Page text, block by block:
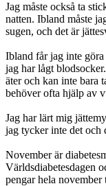
Jag måste också ta
natten. Ibland måste
sugen, och det är
Ibland får jag inte
jag har lågt
äter och kan inte bara
behöver ofta hjälp av
Jag har lärt mig
jag tycker inte det och
November är
Världsdiabetesdagen
pengar hela